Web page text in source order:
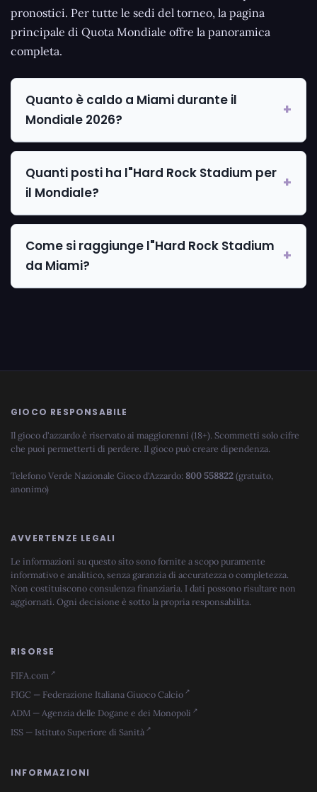
pronostici. Per tutte le sedi del torneo, la pagina
principale di Quota Mondiale offre la panoramica
completa.
Quanto è caldo a Miami durante il
Mondiale 2026?
Quanti posti ha l"Hard Rock Stadium per
il Mondiale?
Come si raggiunge l"Hard Rock Stadium
da Miami?
GIOCO RESPONSABILE
Il gioco d'azzardo è riservato ai maggiorenni (18+). Scommetti solo cifre
che puoi permetterti di perdere. Il gioco può creare dipendenza.
Telefono Verde Nazionale Gioco d'Azzardo: 800 558822(gratuito,
anonimo)
AVVERTENZE LEGALI
Le informazioni su questo sito sono fornite a scopo puramente
informativo e analitico, senza garanzia di accuratezza o completezza.
Non costituiscono consulenza finanziaria. I dati possono risultare non
aggiornati. Ogni decisione è sotto la propria responsabilita.
RISORSE
FIFA.com
FIGC — Federazione Italiana Giuoco Calcio
ADM — Agenzia delle Dogane e dei Monopoli
ISS — Istituto Superiore di Sanità
INFORMAZIONI